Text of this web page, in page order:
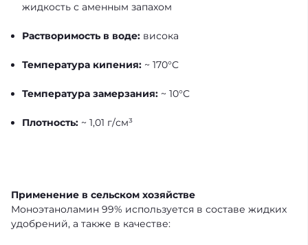
жидкость с аменным запахом
Растворимость в воде: висока
Температура кипения: ~ 170°C
Температура замерзания: ~ 10°C
Плотность: ~ 1,01 г/см³
Применение в сельском хозяйстве
Моноэтаноламин 99% используется в составе жидких
удобрений, а также в качестве: